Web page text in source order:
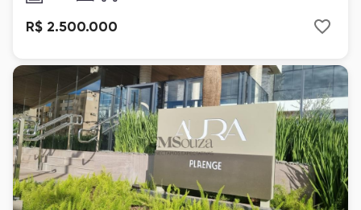
R$ 2.500.000